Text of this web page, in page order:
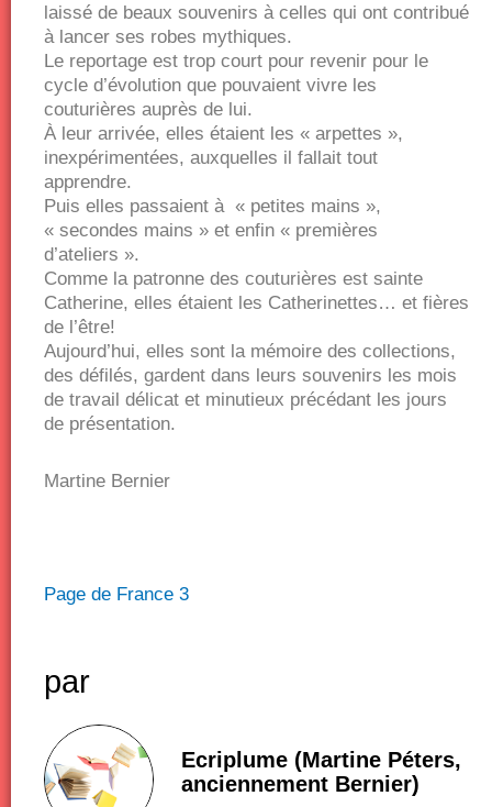
laissé de beaux souvenirs à celles qui ont contribué
à lancer ses robes mythiques.
Le reportage est trop court pour revenir pour le
cycle d’évolution que pouvaient vivre les
couturières auprès de lui.
À leur arrivée, elles étaient les « arpettes »,
inexpérimentées, auxquelles il fallait tout
apprendre.
Puis elles passaient à « petites mains »,
« secondes mains » et enfin « premières
d’ateliers ».
Comme la patronne des couturières est sainte
Catherine, elles étaient les Catherinettes… et fières
de l’être!
Aujourd’hui, elles sont la mémoire des collections,
des défilés, gardent dans leurs souvenirs les mois
de travail délicat et minutieux précédant les jours
de présentation.
Martine Bernier
Page de France 3
par
Ecriplume (Martine Péters,
anciennement Bernier)